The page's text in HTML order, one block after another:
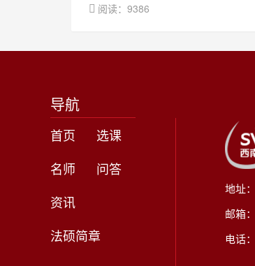
阅读：9386
导航
首页
选课
名师
问答
资讯
法硕简章
地址
邮箱
电话